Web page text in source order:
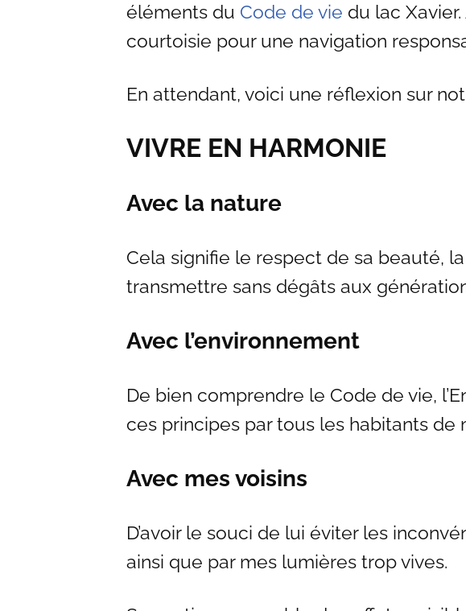
éléments du Code de vie du lac
courtoisie pour une navigation
En attendant, voici une réflexion sur
VIVRE EN HARMONIE
Avec la nature
Cela signifie le respect de sa beauté,
transmettre sans dégâts aux
Avec l’environnement
De bien comprendre le Code de vie,
ces principes par tous les habitants de
Avec mes voisins
D’avoir le souci de lui éviter les
ainsi que par mes lumières trop vives.